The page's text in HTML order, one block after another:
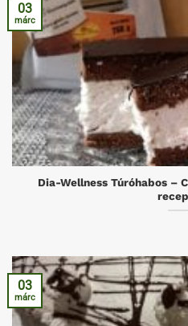
Dia-Wellness Túróhabos –
03
márc
03
márc